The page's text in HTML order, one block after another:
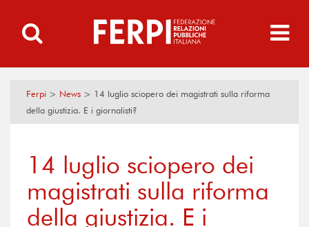
Ferpi > News > 14 luglio sciopero dei magistrati sulla riforma
della giustizia. E i giornalisti?
14 luglio sciopero dei
magistrati sulla riforma
della giustizia. E i